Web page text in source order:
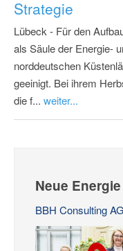
Strategie
Lübeck - Für den
als Säule der Energie-
norddeutschen
geeinigt. Bei ihrem
die f... weiter...
Neue
BBH Consulting AG